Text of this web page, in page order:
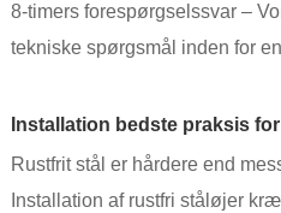
8-timers forespørgselssvar –
tekniske spørgsmål inden for
Installation bedste praksis
Rustfrit stål er hårdere end
Installation af rustfri ståløjer